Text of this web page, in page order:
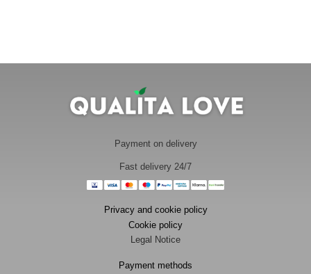
Payment on delivery
Fast delivery 24/7
Privacy and cookie policy
Cookie policy
Legal Notice
Payment methods